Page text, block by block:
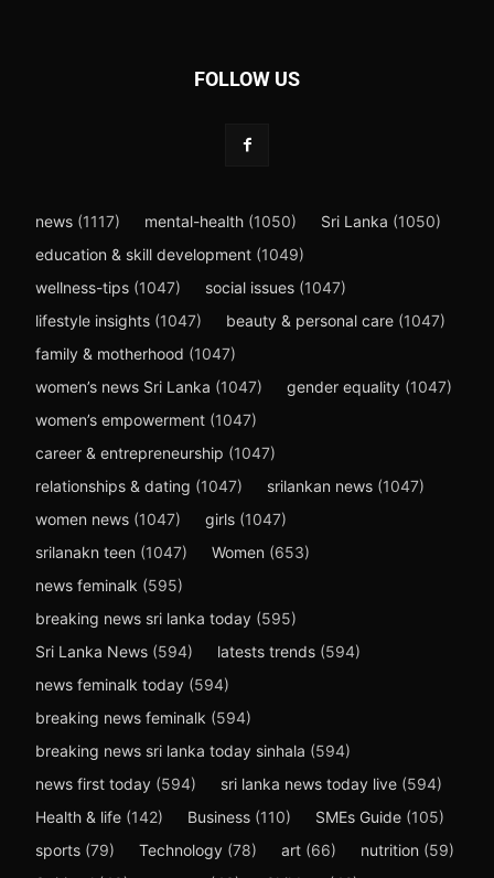
FOLLOW US
news (1117) mental-health (1050) Sri Lanka (1050)
education & skill development (1049)
wellness-tips (1047) social issues (1047)
lifestyle insights (1047) beauty & personal care (1047)
family & motherhood (1047)
women’s news Sri Lanka (1047) gender equality (1047)
women’s empowerment (1047)
career & entrepreneurship (1047)
relationships & dating (1047) srilankan news (1047)
women news (1047) girls (1047)
srilanakn teen (1047) Women (653)
news feminalk (595)
breaking news sri lanka today (595)
Sri Lanka News (594) latests trends (594)
news feminalk today (594)
breaking news feminalk (594)
breaking news sri lanka today sinhala (594)
news first today (594) sri lanka news today live (594)
Health & life (142) Business (110) SMEs Guide (105)
sports (79) Technology (78) art (66) nutrition (59)